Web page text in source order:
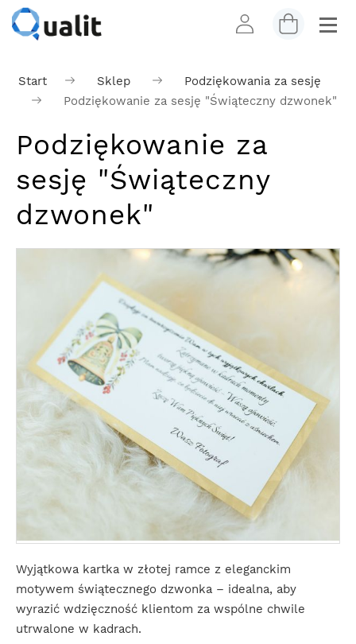
Start Sklep
Podziękowania za sesję
Podziękowanie za sesję "Świąteczny dzwonek"
Podziękowanie za
sesję "Świąteczny
dzwonek"
Wyjątkowa kartka w złotej ramce z eleganckim
motywem świątecznego dzwonka – idealna, aby
wyrazić wdzięczność klientom za wspólne chwile
utrwalone w kadrach.